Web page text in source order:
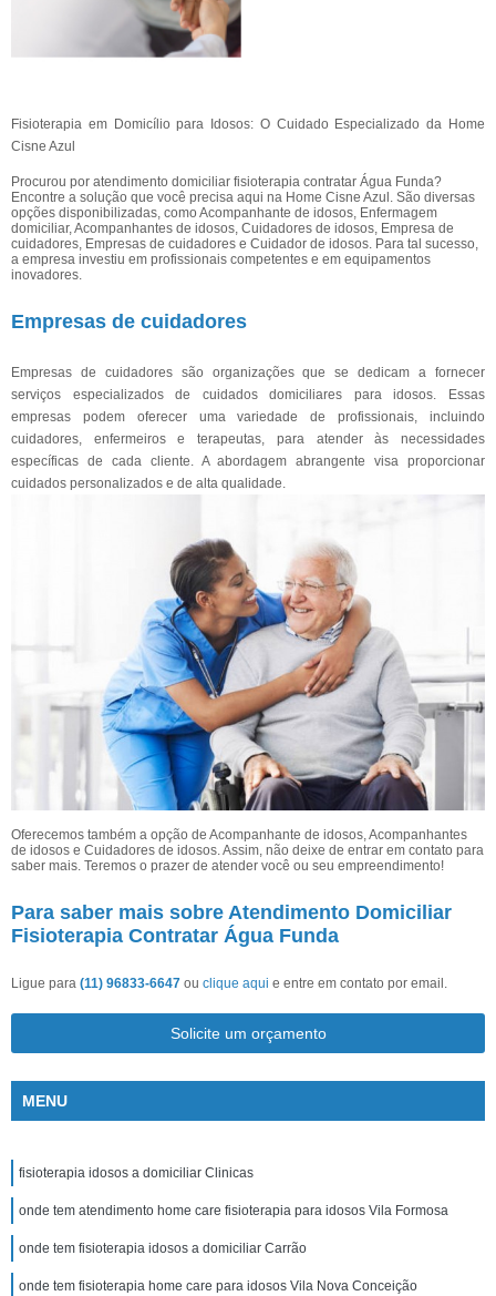
Fisioterapia em Domicílio para Idosos: O Cuidado Especializado da Home
Cisne Azul
Procurou por atendimento domiciliar fisioterapia contratar Água Funda?
Encontre a solução que você precisa aqui na Home Cisne Azul. São diversas
opções disponibilizadas, como Acompanhante de idosos, Enfermagem
domiciliar, Acompanhantes de idosos, Cuidadores de idosos, Empresa de
cuidadores, Empresas de cuidadores e Cuidador de idosos. Para tal sucesso,
a empresa investiu em profissionais competentes e em equipamentos
inovadores.
Empresas de cuidadores
Empresas de cuidadores são organizações que se dedicam a fornecer
serviços especializados de cuidados domiciliares para idosos. Essas
empresas podem oferecer uma variedade de profissionais, incluindo
cuidadores, enfermeiros e terapeutas, para atender às necessidades
específicas de cada cliente. A abordagem abrangente visa proporcionar
cuidados personalizados e de alta qualidade.
Oferecemos também a opção de Acompanhante de idosos, Acompanhantes
de idosos e Cuidadores de idosos. Assim, não deixe de entrar em contato para
saber mais. Teremos o prazer de atender você ou seu empreendimento!
Para saber mais sobre Atendimento Domiciliar
Fisioterapia Contratar Água Funda
Ligue para (11) 96833-6647 ou clique aqui e entre em contato por email.
Solicite um orçamento
MENU
fisioterapia idosos a domiciliar Clinicas
onde tem atendimento home care fisioterapia para idosos Vila Formosa
onde tem fisioterapia idosos a domiciliar Carrão
onde tem fisioterapia home care para idosos Vila Nova Conceição